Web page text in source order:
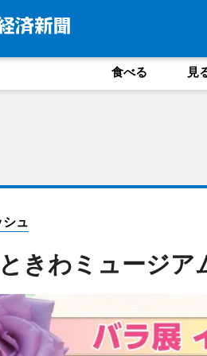
食べる 見
ュ
きわミュージア